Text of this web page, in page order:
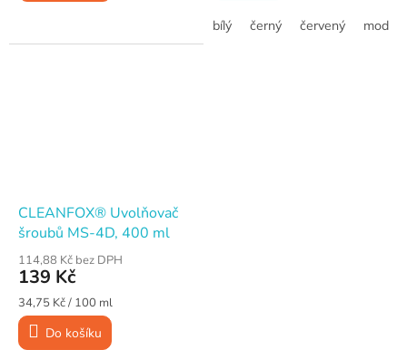
bílý černý červený modrý
CLEANFOX® Uvolňovač
šroubů MS-4D, 400 ml
114,88 Kč bez DPH
139 Kč
Měrná
cena:
34,75 Kč / 100 ml
Do košíku